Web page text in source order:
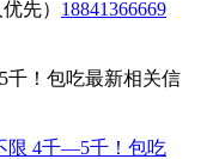
先） 18841366669
！包吃最新相关信
限 4千—5千！包吃